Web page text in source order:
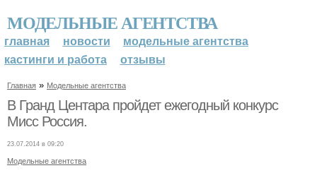
МОДЕЛЬНЫЕ АГЕНТСТВА
главная новости
модельные агентства
кастинги и работа
отзывы
Главная » Модельные агентства
В Гранд Центара пройдет ежегодный конкурс
Мисс Россия.
23.07.2014 в 09:20
Модельные агентства